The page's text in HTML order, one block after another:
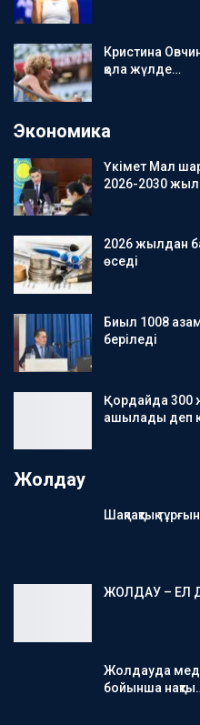
Кристина
қола жүлде…
Экономика
Үкімет Мал
2026-2030
2026 жылдан
өседі
Биыл 1008
беріледі
Қордайда
ашылады деп
Жолдау
Шақпақтық
ЖОЛДАУ – ЕЛ
Жолдауда
бойынша